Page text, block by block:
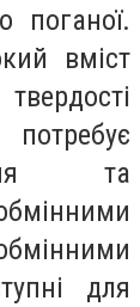
поганої.
вміст
та
для